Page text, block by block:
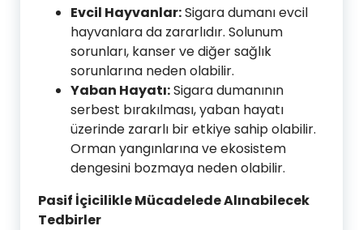
Evcil Hayvanlar:Sigara dumanı evcil
hayvanlara da zararlıdır. Solunum
sorunları, kanser ve diğer sağlık
sorunlarına neden olabilir.
Yaban Hayatı:Sigara dumanının
serbest bırakılması, yaban hayatı
üzerinde zararlı bir etkiye sahip olabilir.
Orman yangınlarına ve ekosistem
dengesini bozmaya neden olabilir.
Pasif İçicilikle Mücadelede Alınabilecek
Tedbirler